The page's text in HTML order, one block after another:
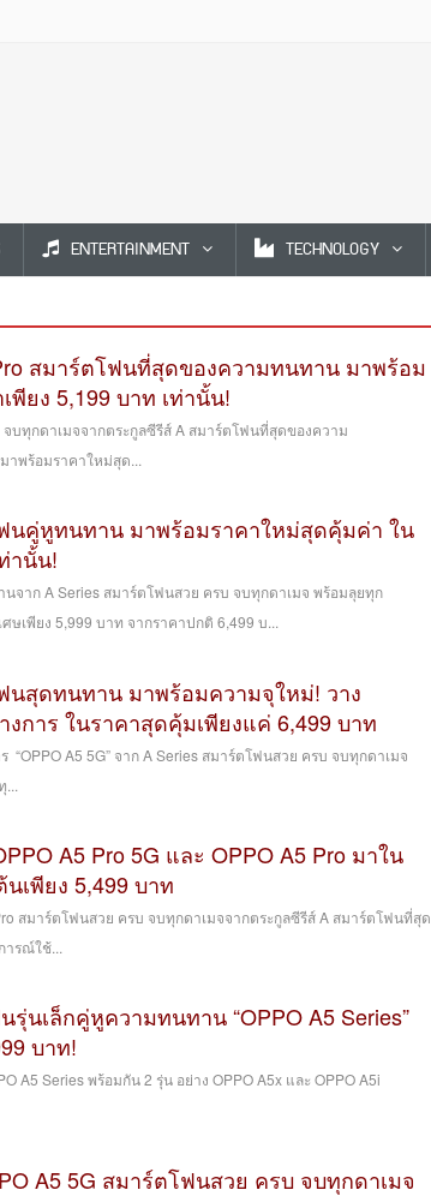
ENTERTAINMENT TECHNOLOGY
สมาร์ตโฟนที่สุดของความทนทาน มาพร้อม
พียง 5,199 บาท เท่านั้น!
บทุกดาเมจจากตระกูลซีรีส์ A สมาร์ตโฟนที่สุดของความ
าพร้อมราคาใหม่สุด...
นคู่หูทนทาน มาพร้อมราคาใหม่สุดคุ้มค่า ใน
านั้น!
นจาก A Series สมาร์ตโฟนสวย ครบ จบทุกดาเมจ พร้อมลุยทุก
เพียง 5,999 บาท จากราคาปกติ 6,499 บ...
นสุดทนทาน มาพร้อมความจุใหม่! วาง
การ ในราคาสุดคุ้มเพียงแค่ 6,499 บาท
“OPPO A5 5G” จาก A Series สมาร์ตโฟนสวย ครบ จบทุกดาเมจ
...
A5 Pro 5G และ OPPO A5 Pro มาใน
เพียง 5,499 บาท
สมาร์ตโฟนสวย ครบ จบทุกดาเมจจากตระกูลซีรีส์ A สมาร์ตโฟนที่สุด
ารณ์ใช้...
นเล็กคู่หูความทนทาน “OPPO A5 Series”
บาท!
A5 Series พร้อมกัน 2 รุ่น อย่าง OPPO A5x และ OPPO A5i
A5 5G สมาร์ตโฟนสวย ครบ จบทุกดาเมจ